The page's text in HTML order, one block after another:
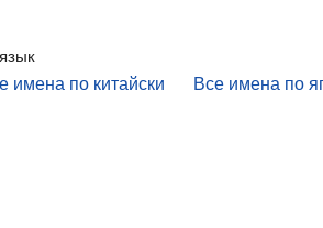
имена по китайски Все имена по